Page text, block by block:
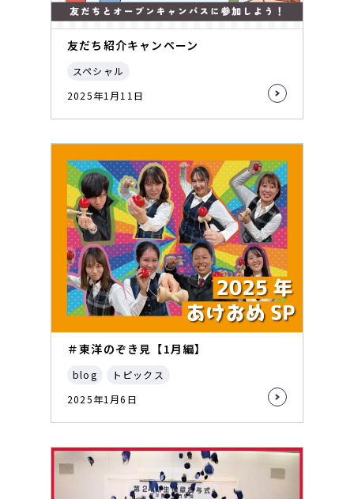
友だち紹介キャンペーン
スペシャル
2025年1月11日
＃東洋のぞき見【1月編】
blog
トピックス
2025年1月6日